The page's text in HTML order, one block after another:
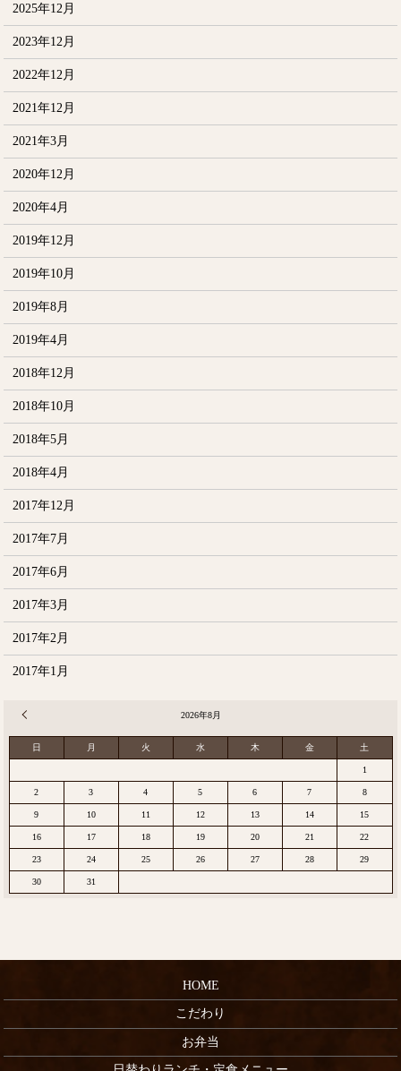
2025年12月
2023年12月
2022年12月
2021年12月
2021年3月
2020年12月
2020年4月
2019年12月
2019年10月
2019年8月
2019年4月
2018年12月
2018年10月
2018年5月
2018年4月
2017年12月
2017年7月
2017年6月
2017年3月
2017年2月
2017年1月
2026年8月
日 月 火 水 木 金 土
1
2 3 4 5 6 7 8
9 10 11 12 13 14 15
16 17 18 19 20 21 22
23 24 25 26 27 28 29
30 31
HOME
こだわり
お弁当